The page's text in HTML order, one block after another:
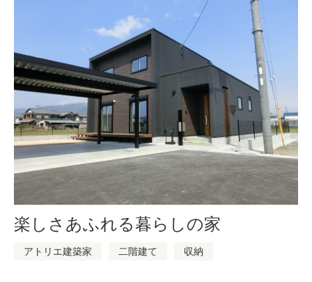
楽しさあふれる暮らしの家
アトリエ建築家 二階建て 収納